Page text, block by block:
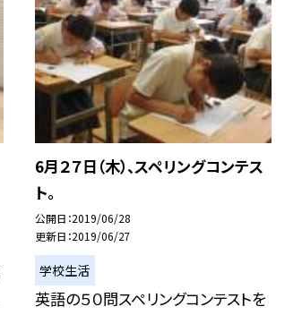
6月２７日（木）、スペリングコンテス
ト。
公開日 2019/06/28
更新日 2019/06/27
学校生活
英語の５０問スペリングコンテストを